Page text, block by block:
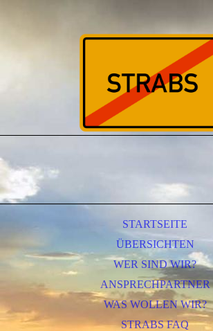
STARTSEITE
ÜBERSICHTEN
WER SIND WIR?
ANSPRECHPARTNER
WAS WOLLEN WIR?
STRABS FAQ